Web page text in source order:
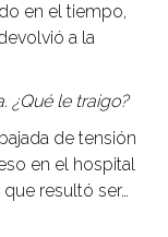
en el tiempo,
a la
¿Qué le traigo?
de tensión
en el hospital
resultó ser…